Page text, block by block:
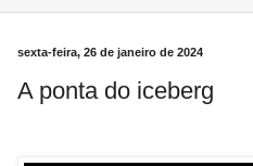
sexta-feira, 26 de janeiro de 2024
A ponta do iceberg